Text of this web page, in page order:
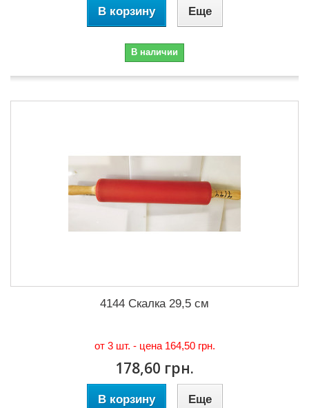
В корзину Еще
В наличии
4144 Скалка 29,5 см
от 3 шт. - цена 164,50 грн.
178,60 грн.
В корзину Еще